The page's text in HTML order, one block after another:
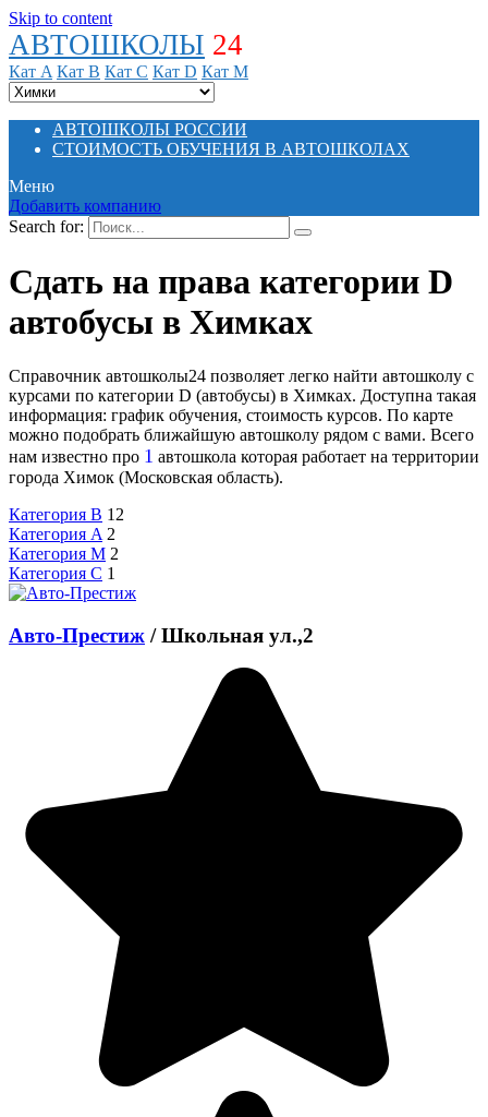
Skip to content
АВТОШКОЛЫ 24
Кат A Кат B Кат C Кат D Кат M
АВТОШКОЛЫ РОССИИ
СТОИМОСТЬ ОБУЧЕНИЯ В АВТОШКОЛАХ
Меню
Добавить компанию
Search for:
Сдать на права категории D
автобусы в Химках
Справочник автошколы24 позволяет легко найти автошколу с
курсами по категории D (автобусы) в Химках. Доступна такая
информация: график обучения, стоимость курсов. По карте
можно подобрать ближайшую автошколу рядом с вами. Всего
нам известно про 1 автошкола которая работает на территории
города Химок (Московская область).
Категория B 12
Категория A 2
Категория M 2
Категория C 1
Авто-Престиж /Школьная ул.,2